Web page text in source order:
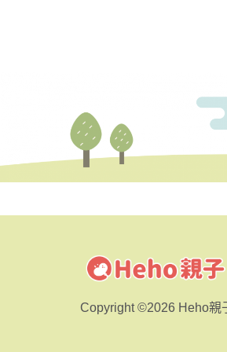
Copyright ©2026 Heho親